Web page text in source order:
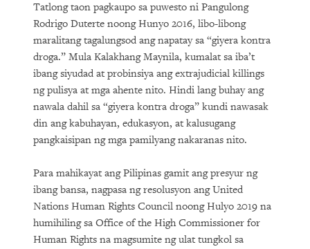
Shutting Down the Internet to Shut Up
Critics
With Millions Out of School, the
Countdown Begins to Get All Children
into Quality, Accessible Education
Going to the Bank for Food, Not Money:
“Rich” Countries
Tatlong taon pagkaupo sa puwesto ni Pangulong
Rodrigo Duterte noong Hunyo 2016, libo-libong
maralitang tagalungsod ang napatay sa “giyera kontra
droga.” Mula Kalakhang Maynila, kumalat sa iba’t
ibang siyudad at probinsiya ang extrajudicial killings
ng pulisya at mga ahente nito. Hindi lang buhay ang
nawala dahil sa “giyera kontra droga” kundi nawasak
din ang kabuhayan, edukasyon, at kalusugang
pangkaisipan ng mga pamilyang nakaranas nito.
Para mahikayat ang Pilipinas gamit ang presyur ng
ibang bansa, nagpasa ng resolusyon ang United
Nations Human Rights Council noong Hulyo 2019 na
humihiling sa Office of the High Commissioner for
Human Rights na magsumite ng ulat tungkol sa